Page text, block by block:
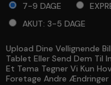
7-9 DAGE
AKUT: 3-5 DAGE
Selection will addto the
Upload Dine Vellignende
Tablet Eller Send Dem Til
Et Tema Tegner Vi Kun
Foretage Andre Ændringer